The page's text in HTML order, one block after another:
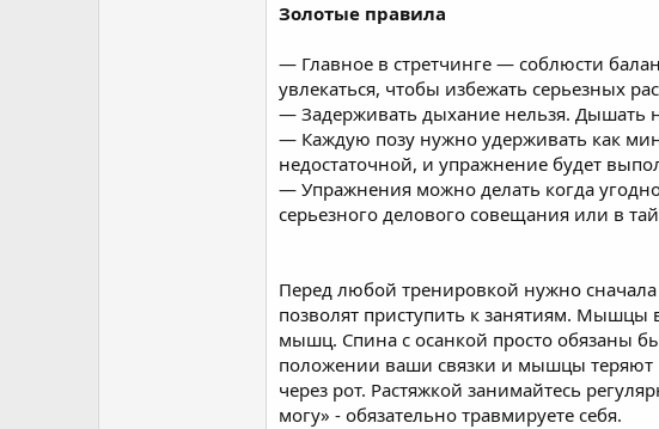
Золотые правила
— Главное в стретчинге — соблюсти
увлекаться, чтобы избежать серьезных
— Задерживать дыхание нельзя. Дышать
— Каждую позу нужно удерживать как
недостаточной, и упражнение будет
— Упражнения можно делать когда
серьезного делового совещания или в
Перед любой тренировкой нужно
позволят приступить к занятиям. Мышцы
мышц. Спина с осанкой просто обязаны
положении ваши связки и мышцы теряют
через рот. Растяжкой занимайтесь
могу» - обязательно травмируете себя.